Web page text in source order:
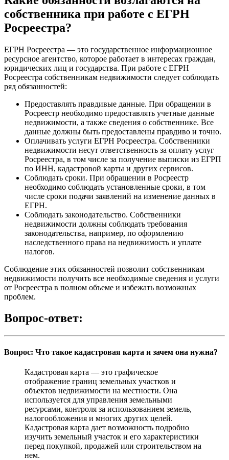
собственника при работе с ЕГРН
Росреестра?
ЕГРН Росреестра — это государственное информационное
ресурсное агентство, которое работает в интересах граждан,
юридических лиц и государства. При работе с ЕГРН
Росреестра собственникам недвижимости следует соблюдать
ряд обязанностей:
Предоставлять правдивые данные. При обращении в
Росреестр необходимо предоставлять учетные данные
недвижимости, а также сведения о собственнике. Все
данные должны быть предоставлены правдиво и точно.
Оплачивать услуги ЕГРН Росреестра. Собственники
недвижимости несут ответственность за оплату услуг
Росреестра, в том числе за получение выписки из ЕГРП
по ИНН, кадастровой карты и других сервисов.
Соблюдать сроки. При обращении в Росреестр
необходимо соблюдать установленные сроки, в том
числе сроки подачи заявлений на изменение данных в
ЕГРН.
Соблюдать законодательство. Собственники
недвижимости должны соблюдать требования
законодательства, например, по оформлению
наследственного права на недвижимость и уплате
налогов.
Соблюдение этих обязанностей позволит собственникам
недвижимости получить все необходимые сведения и услуги
от Росреестра в полном объеме и избежать возможных
проблем.
Вопрос-ответ:
Вопрос: Что такое кадастровая карта и зачем она нужна?
Кадастровая карта — это графическое
отображение границ земельных участков и
объектов недвижимости на местности. Она
используется для управления земельными
ресурсами, контроля за использованием земель,
налогообложения и многих других целей.
Кадастровая карта дает возможность подробно
изучить земельный участок и его характеристики
перед покупкой, продажей или строительством на
нем.